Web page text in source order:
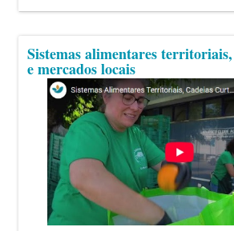
Sistemas alimentares
e mercados locais